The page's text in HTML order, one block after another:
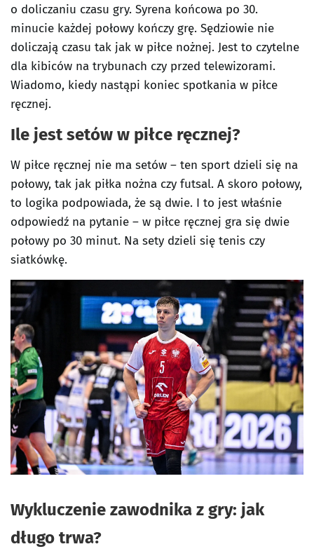
o doliczaniu czasu gry. Syrena końcowa po 30.
minucie każdej połowy kończy grę. Sędziowie nie
doliczają czasu tak jak w piłce nożnej. Jest to czytelne
dla kibiców na trybunach czy przed telewizorami.
Wiadomo, kiedy nastąpi koniec spotkania w piłce
ręcznej.
Ile jest setów w piłce ręcznej?
W piłce ręcznej nie ma setów – ten sport dzieli się na
połowy, tak jak piłka nożna czy futsal. A skoro połowy,
to logika podpowiada, że są dwie. I to jest właśnie
odpowiedź na pytanie – w piłce ręcznej gra się dwie
połowy po 30 minut. Na sety dzieli się tenis czy
siatkówkę.
Wykluczenie zawodnika z gry: jak
długo trwa?